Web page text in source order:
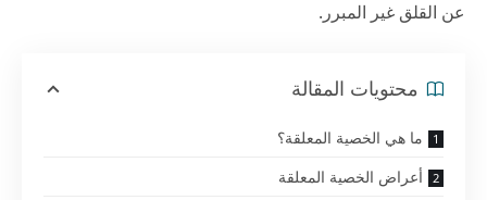
عن القلق غير المبرر.
محتويات المقالة
ما هي الخصية المعلقة؟
أعراض الخصية المعلقة